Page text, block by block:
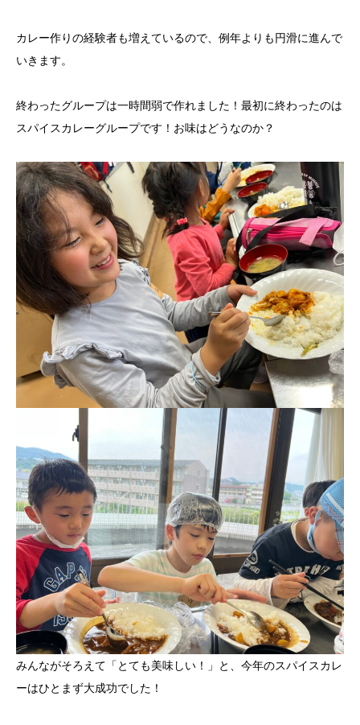
カレー作りの経験者も増えているので、例年よりも円滑に進んで
いきます。
終わったグループは一時間弱で作れました！最初に終わったのは
スパイスカレーグループです！お味はどうなのか？
みんながそろえて「とても美味しい！」と、今年のスパイスカレ
ーはひとまず大成功でした！